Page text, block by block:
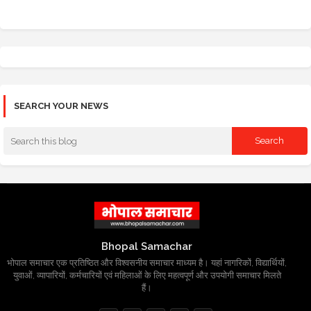
SEARCH YOUR NEWS
Bhopal Samachar
भोपाल समाचार एक प्रतिष्ठित और विश्वसनीय समाचार माध्यम है। यहां नागरिकों, विद्यार्थियों,
युवाओं, व्यापारियों, कर्मचारियों एवं महिलाओं के लिए महत्वपूर्ण और उपयोगी समाचार मिलते
हैं।